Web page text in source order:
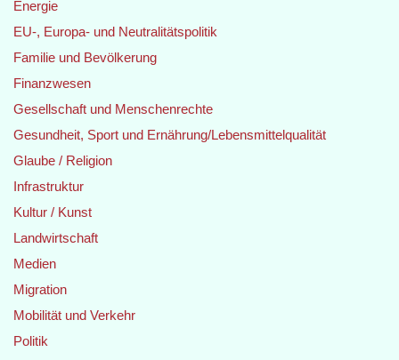
Energie
EU-, Europa- und Neutralitätspolitik
Familie und Bevölkerung
Finanzwesen
Gesellschaft und Menschenrechte
Gesundheit, Sport und Ernährung/Lebensmittelqualität
Glaube / Religion
Infrastruktur
Kultur / Kunst
Landwirtschaft
Medien
Migration
Mobilität und Verkehr
Politik